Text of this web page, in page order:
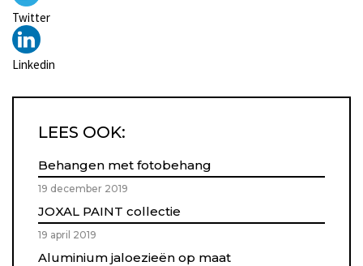
Twitter
Linkedin
LEES OOK:
Behangen met fotobehang
19 december 2019
JOXAL PAINT collectie
19 april 2019
Aluminium jaloezieën op maat